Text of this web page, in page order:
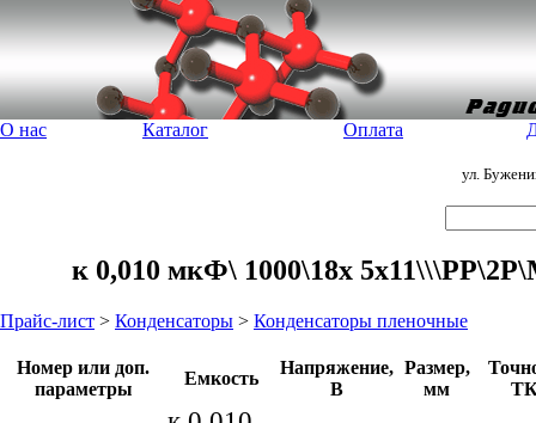
О нас Каталог Оплата
ул.
к 0,010 мкФ\ 1000\18x
Прайс-лист > Конденсаторы > Конденсаторы пленочные
Номер или доп.
параметры
Емкость
Напряжение,
В
Размер,
мм